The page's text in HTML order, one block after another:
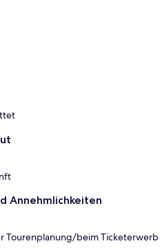
Annehmlichkeiten
Tourenplanung/beim Ticketerwerb